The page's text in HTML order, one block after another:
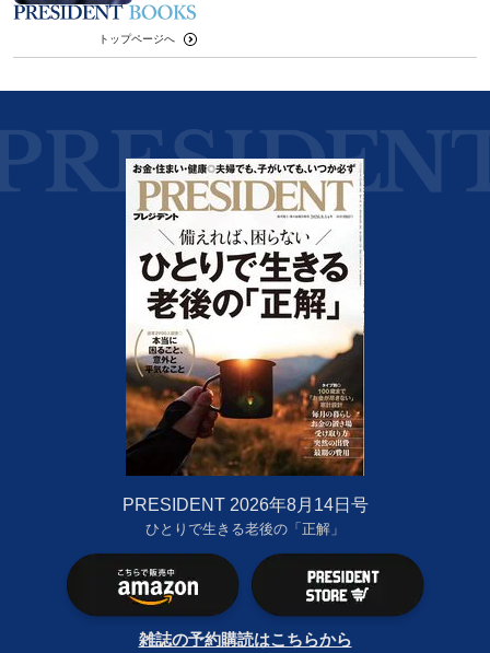
トップページへ
PRESIDENT 2026年8月14日号
ひとりで生きる老後の「正解」
雑誌の予約購読はこちらから